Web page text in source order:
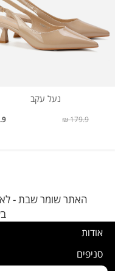
נעל עקב
₪ 179.9 ₪
האתר שומר שבת - לא
אודות
סניפים